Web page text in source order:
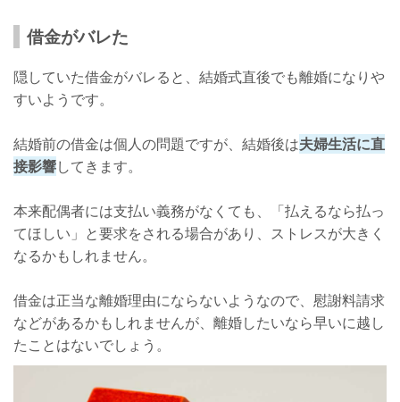
借金がバレた
隠していた借金がバレると、結婚式直後でも離婚になりや
すいようです。
結婚前の借金は個人の問題ですが、結婚後は夫婦生活に直
接影響してきます。
本来配偶者には支払い義務がなくても、「払えるなら払っ
てほしい」と要求をされる場合があり、ストレスが大きく
なるかもしれません。
借金は正当な離婚理由にならないようなので、慰謝料請求
などがあるかもしれませんが、離婚したいなら早いに越し
たことはないでしょう。